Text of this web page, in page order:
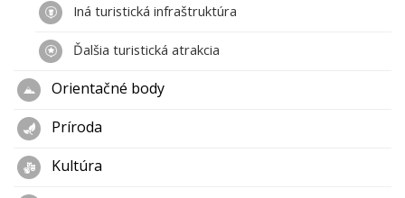
Iná turistická infraštruktúra
Ďalšia turistická atrakcia
Orientačné body
Príroda
Kultúra